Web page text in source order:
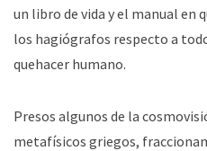
un libro de vida y el manual en
los hagiógrafos respecto a
quehacer humano.
Presos algunos de la
metafísicos griegos,